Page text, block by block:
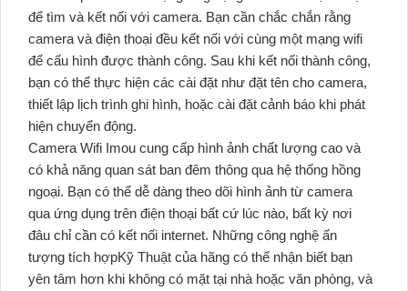
để tìm và kết nối với camera. Bạn cần chắc chắn rằng
camera và điện thoại đều kết nối với cùng một mạng wifi
để cấu hình được thành công. Sau khi kết nối thành công,
bạn có thể thực hiện các cài đặt như đặt tên cho camera,
thiết lập lịch trình ghi hình, hoặc cài đặt cảnh báo khi phát
hiện chuyển động.
Camera Wifi Imou cung cấp hình ảnh chất lượng cao và
có khả năng quan sát ban đêm thông qua hệ thống hồng
ngoại. Bạn có thể dễ dàng theo dõi hình ảnh từ camera
qua ứng dụng trên điện thoại bất cứ lúc nào, bất kỳ nơi
đâu chỉ cần có kết nối internet. Những công nghệ ấn
tượng tích hợpKỹ Thuật của hãng có thể nhận biết bạn
yên tâm hơn khi không có mặt tại nhà hoặc văn phòng, và